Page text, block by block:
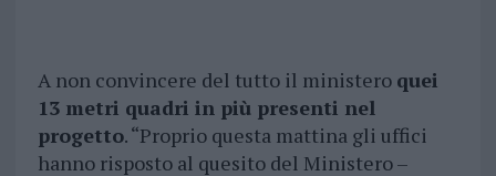
A non convincere del tutto il ministero quei
13 metri quadri in più presenti nel
progetto. “Proprio questa mattina gli uffici
hanno risposto al quesito del Ministero –